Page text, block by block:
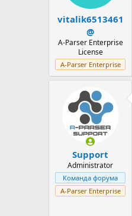
vitalik6513461
@
A-Parser Enterprise
License
A-Parser Enterprise
Support
Administrator
Команда форума
A-Parser Enterprise